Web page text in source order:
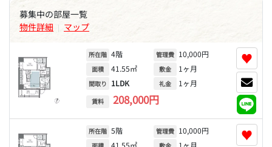
募集中の部屋一覧
物件詳細 | マップ
所在階 4階
面積 41.55㎡
間取り 1LDK
賃料 208,000円
管理費 10,000円
敷金 1ヶ月
礼金 1ヶ月
♥
所在階 5階
41.55㎡
管理費 10,000円
1ヶ月
♥